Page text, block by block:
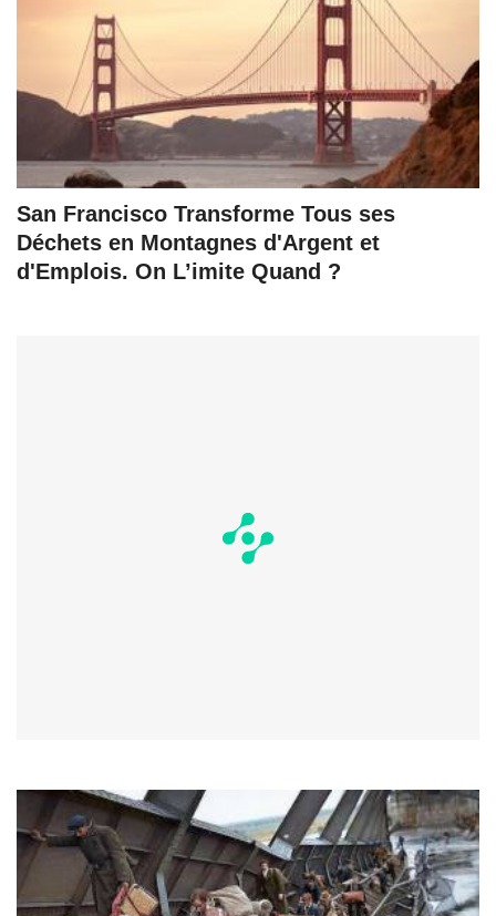
San Francisco Transforme Tous ses
Déchets en Montagnes d'Argent et
d'Emplois. On L’imite Quand ?